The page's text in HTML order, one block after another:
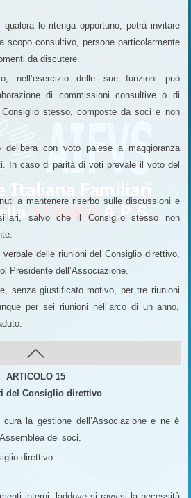
qualora lo ritenga opportuno, potrà invitare
scopo consultivo, persone particolarmente
da discutere.
nell’esercizio delle sue funzioni può
di commissioni consultive o di
stesso, composte da soci e non
delibera con voto palese a maggioranza
In caso di parità di voti prevale il voto del
a mantenere riserbo sulle discussioni e
salvo che il Consiglio stesso non
verbale delle riunioni del Consiglio direttivo,
Presidente dell’Associazione.
senza giustificato motivo, per tre riunioni
per sei riunioni nell’arco di un anno,
ARTICOLO 15
del Consiglio direttivo
cura la gestione dell’Associazione e ne è
dei soci.
direttivo: